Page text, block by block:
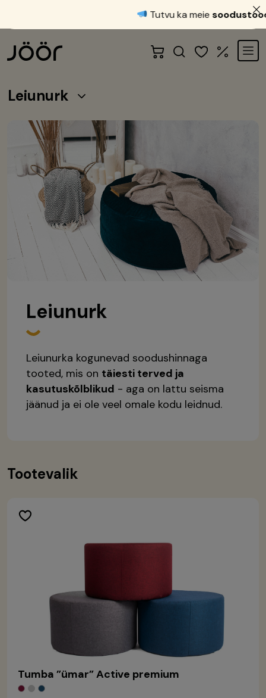
Leiunurk
Leiunurk
Leiunurka kogunevad soodushinnaga
tooted, mis on täiesti terved ja
kasutuskõlblikud - aga on lattu seisma
jäänud ja ei ole veel omale kodu leidnud.
Tootevalik
Tumba ”ümar” Active premium
Tutvu ka meie